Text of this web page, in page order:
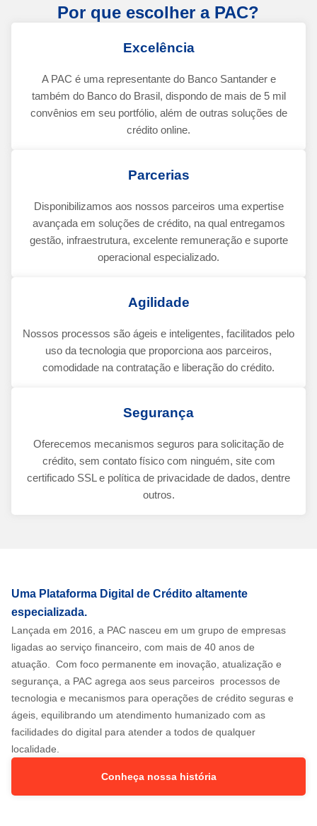
Por que escolher a PAC?
Excelência
A PAC é uma representante do Banco Santander e
também do Banco do Brasil, dispondo de mais de 5 mil
convênios em seu portfólio, além de outras soluções de
crédito online.
Parcerias
Disponibilizamos aos nossos parceiros uma expertise
avançada em soluções de crédito, na qual entregamos
gestão, infraestrutura, excelente remuneração e suporte
operacional especializado.
Agilidade
Nossos processos são ágeis e inteligentes, facilitados pelo
uso da tecnologia que proporciona aos parceiros,
comodidade na contratação e liberação do crédito.
Segurança
Oferecemos mecanismos seguros para solicitação de
crédito, sem contato físico com ninguém, site com
certificado SSL e política de privacidade de dados, dentre
outros.
Uma Plataforma Digital de Crédito altamente
especializada.
Lançada em 2016, a PAC nasceu em um grupo de empresas
ligadas ao serviço financeiro, com mais de 40 anos de
atuação. Com foco permanente em inovação, atualização e
segurança, a PAC agrega aos seus parceiros processos de
tecnologia e mecanismos para operações de crédito seguras e
ágeis, equilibrando um atendimento humanizado com as
facilidades do digital para atender a todos de qualquer
localidade.
Conheça nossa história